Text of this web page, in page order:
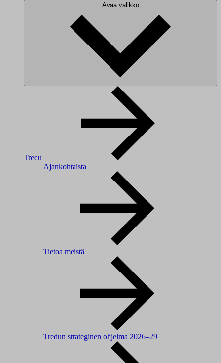
Avaa valikko
Tredu
Ajankohtaista
Tietoa meistä
Tredun strateginen ohjelma 2026–29